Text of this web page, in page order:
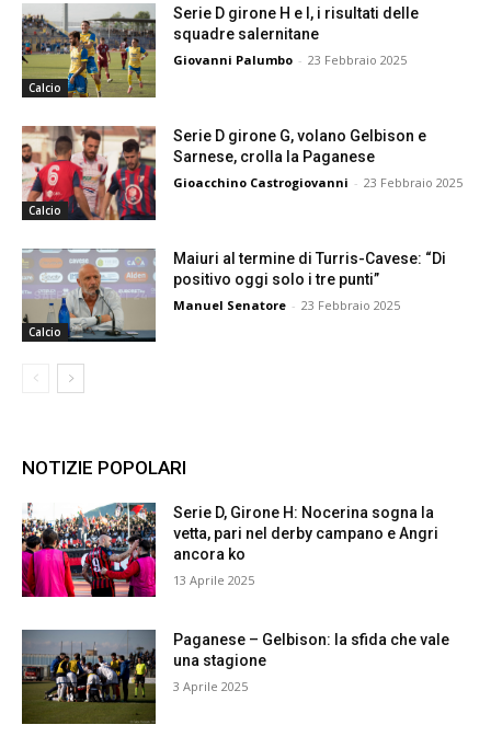
Calcio
Serie D girone H e I, i risultati delle
squadre salernitane
Giovanni Palumbo - 23 Febbraio 2025
Calcio
Serie D girone G, volano Gelbison e
Sarnese, crolla la Paganese
Gioacchino Castrogiovanni - 23 Febbraio 2025
Calcio
Maiuri al termine di Turris-Cavese: “Di
positivo oggi solo i tre punti”
Manuel Senatore - 23 Febbraio 2025
NOTIZIE POPOLARI
Serie D, Girone H: Nocerina sogna la
vetta, pari nel derby campano e Angri
ancora ko
13 Aprile 2025
Paganese – Gelbison: la sfida che vale
una stagione
3 Aprile 2025